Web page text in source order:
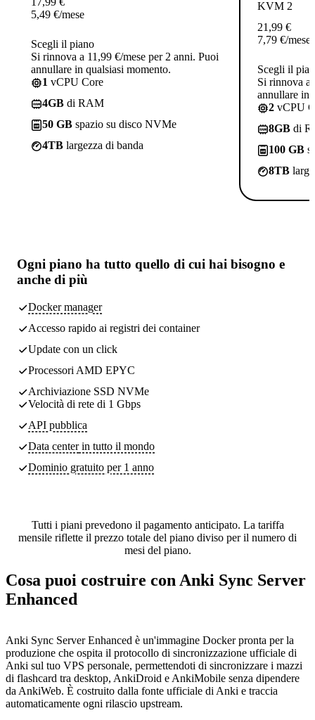
5,49 €/mese
Scegli il piano
Si rinnova a 11,99 €/mese per 2 anni. Puoi
annullare in qualsiasi momento.
1 vCPU Core
4GB di RAM
50 GB spazio su disco NVMe
4TB largezza di banda
KVM 2
21,99 €
7,79 €/mese
Scegli il
Si rinnova a
annullare in
2 vCPU
8GB di
100 GB
8TB
Ogni piano ha tutto quello di cui hai bisogno e
anche di più
Docker manager
Accesso rapido ai registri dei container
Update con un click
Processori AMD EPYC
Archiviazione SSD NVMe
Velocità di rete di 1 Gbps
API pubblica
Data centerin tutto il mondo
Dominio gratuito per 1 anno
Tutti i piani prevedono il pagamento anticipato. La tariffa
mensile riflette il prezzo totale del piano diviso per il numero di
mesi del piano.
Cosa puoi costruire con Anki Sync Server
Enhanced
Anki Sync Server Enhanced è un'immagine Docker pronta per la
produzione che ospita il protocollo di sincronizzazione ufficiale di
Anki sul tuo VPS personale, permettendoti di sincronizzare i mazzi
di flashcard tra desktop, AnkiDroid e AnkiMobile senza dipendere
da AnkiWeb. È costruito dalla fonte ufficiale di Anki e traccia
automaticamente ogni rilascio upstream.